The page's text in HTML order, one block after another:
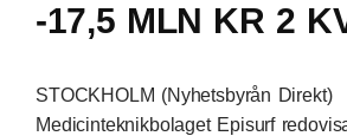
-17,5 MLN KR 2
STOCKHOLM (Nyhetsbyrån Direkt)
Medicinteknikbolaget Episurf